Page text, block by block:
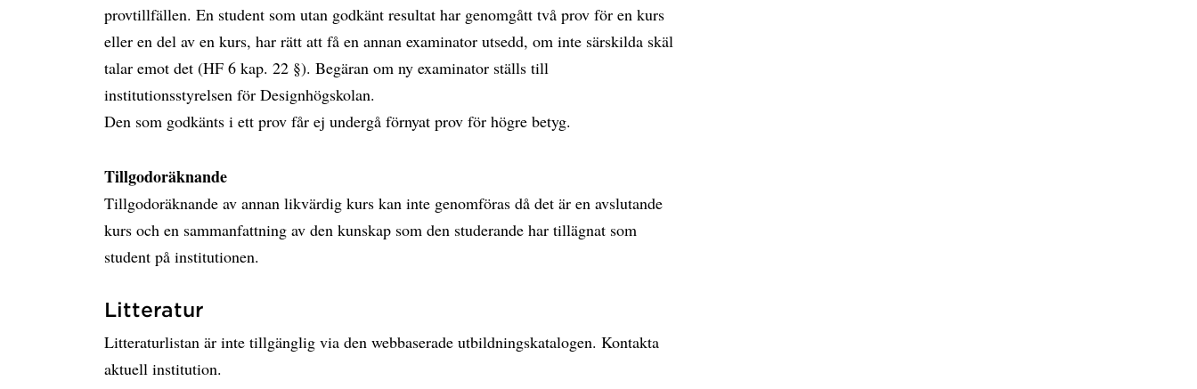
provtillfällen. En student som utan godkänt resultat har genomgått två prov för en kurs
eller en del av en kurs, har rätt att få en annan examinator utsedd, om inte särskilda skäl
talar emot det (HF 6 kap. 22 §). Begäran om ny examinator ställs till
institutionsstyrelsen för Designhögskolan.
Den som godkänts i ett prov får ej undergå förnyat prov för högre betyg.
Tillgodoräknande
Tillgodoräknande av annan likvärdig kurs kan inte genomföras då det är en avslutande
kurs och en sammanfattning av den kunskap som den studerande har tillägnat som
student på institutionen.
Litteratur
Litteraturlistan är inte tillgänglig via den webbaserade utbildningskatalogen. Kontakta
aktuell institution.